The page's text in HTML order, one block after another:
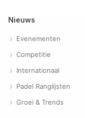
Nieuws
Evenementen
Competitie
Internationaal
Padel Ranglijsten
Groei & Trends